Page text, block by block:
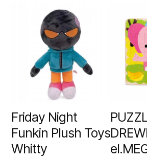
Friday Night
Funkin Plush Toys
Whitty